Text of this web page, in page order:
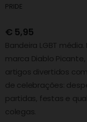
PRIDE
€ 5,95
Bandeira LGBT
marca Diablo
artigos divertidos
de celebrações:
partidas, festas e
colegas.